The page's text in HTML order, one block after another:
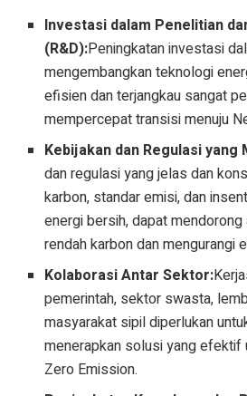
Investasi dalam Penelitian
(R&D):Peningkatan investasi
mengembangkan teknologi
efisien dan terjangkau sangat
mempercepat transisi menuju
Kebijakan dan Regulasi yang
dan regulasi yang jelas dan
karbon, standar emisi, dan
energi bersih, dapat
rendah karbon dan mengurangi
Kolaborasi Antar Sektor:
pemerintah, sektor swasta,
masyarakat sipil diperlukan
menerapkan solusi yang efektif
Zero Emission.